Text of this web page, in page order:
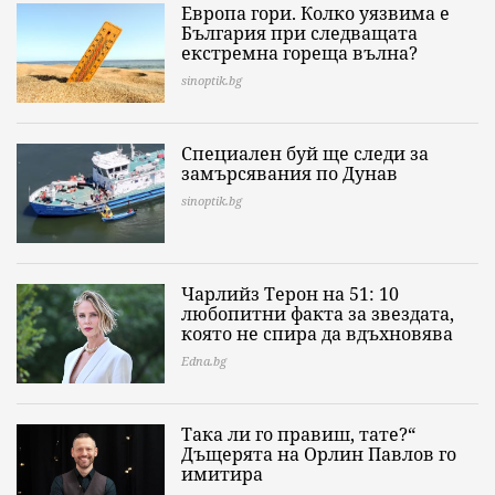
Европа гори. Колко уязвима е
България при следващата
екстремна гореща вълна?
sinoptik.bg
Специален буй ще следи за
замърсявания по Дунав
sinoptik.bg
Чарлийз Терон на 51: 10
любопитни факта за звездата,
която не спира да вдъхновява
Edna.bg
Така ли го правиш, тате?“
Дъщерята на Орлин Павлов го
имитира